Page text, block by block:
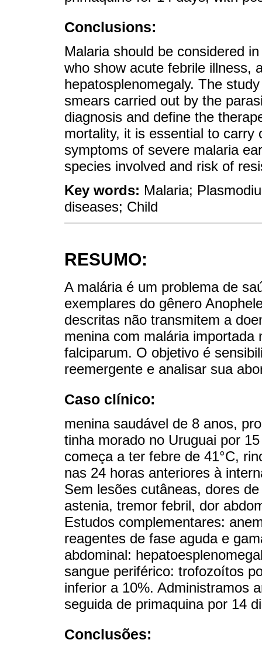
Conclusions:
Malaria should be considered
who show acute febrile illness,
hepatosplenomegaly. The
smears carried out by the
diagnosis and define the
mortality, it is essential to
symptoms of severe malaria
species involved and risk of
Key words: Malaria;
diseases; Child
RESUMO:
A malária é um problema de
exemplares do gênero
descritas não transmitem a
menina com malária
falciparum. O objetivo é
reemergente e analisar sua
Caso clínico:
menina saudável de 8 anos,
tinha morado no Uruguai por
começa a ter febre de 41°C,
nas 24 horas anteriores à
Sem lesões cutâneas, dores
astenia, tremor febril, dor
Estudos complementares:
reagentes de fase aguda e
abdominal:
sangue periférico: trofozoítos
inferior a 10%. Administramos
seguida de primaquina por 14
Conclusões: